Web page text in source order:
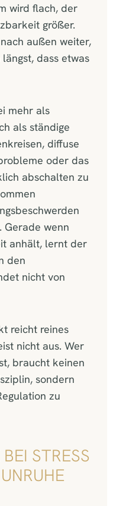
wird flach, der
größer.
außen weiter,
dass etwas
mehr als
als ständige
diffuse
oder das
abschalten zu
Gerade wenn
anhält, lernt der
den
nicht von
reicht reines
nicht aus. Wer
braucht keinen
sondern
zu
STRESS